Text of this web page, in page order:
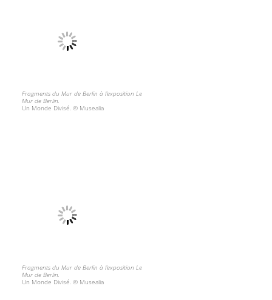
Fragments du Mur de Berlin à l’exposition Le
Mur de Berlin.
Un Monde Divisé. © Musealia
Fragments du Mur de Berlin à l’exposition Le
Mur de Berlin.
Un Monde Divisé. © Musealia